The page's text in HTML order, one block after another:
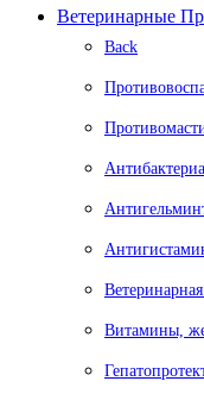
Ветеринарные
Back
Витамины,